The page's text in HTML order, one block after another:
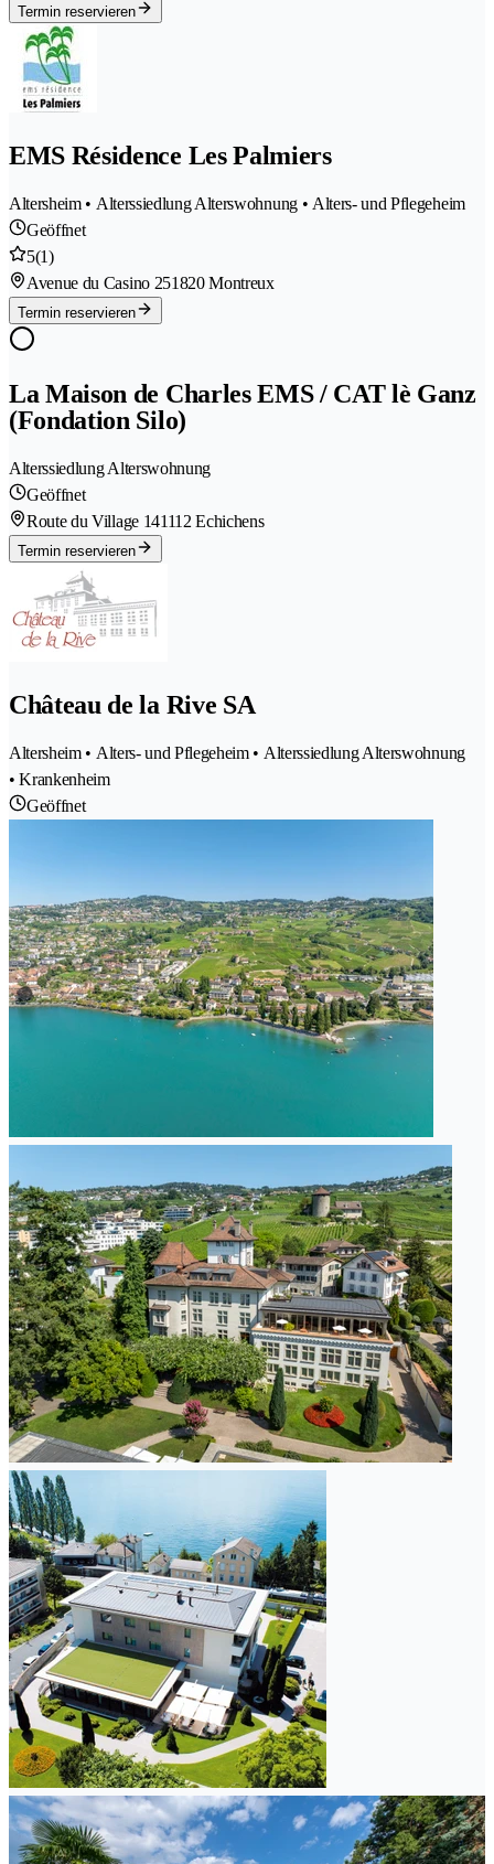
Termin reservieren
EMS Résidence Les Palmiers
Altersheim • Alterssiedlung Alterswohnung • Alters- und Pflegeheim
Geöffnet
5(1)
Avenue du Casino 251820 Montreux
Termin reservieren
La Maison de Charles EMS / CAT lè Ganz
(Fondation Silo)
Alterssiedlung Alterswohnung
Geöffnet
Route du Village 141112 Echichens
Termin reservieren
Château de la Rive SA
Altersheim • Alters- und Pflegeheim • Alterssiedlung Alterswohnung
• Krankenheim
Geöffnet